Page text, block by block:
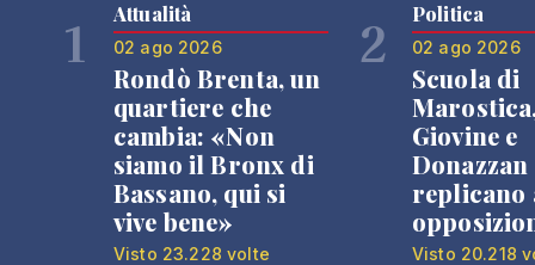
1 Attualità
02 ago 2026
Rondò Brenta, un
quartiere che
cambia: «Non
siamo il Bronx di
Bassano, qui si
vive bene»
Visto 23.228 volte
2 Politica
02 ago 2026
Scuola di
Giovine e
Donazzan
replicano
Visto 20.218